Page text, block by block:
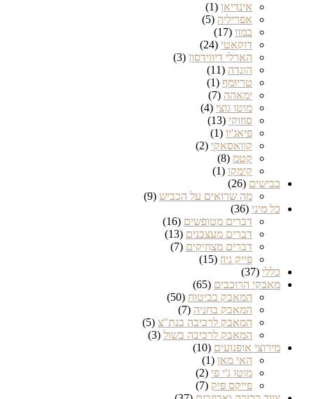
אינדיאן(1)
אפריליה(5)
במוו
(17)
דוקאטי(24)
הארלי דיווידסון(3)
הונדה(11)
טריומף(1)
ימאהה(7)
מוטו גוצי(4)
סוזוקי(13)
פיאג'יו(1)
קוואסאקי(2)
קטמ
(8)
קימקו(1)
כבישים(26)
מה שרואים על הכביש(9)
כל מיני(36)
דברים מטופשים(16)
דברים מעצבנים(13)
דברים מצחיקים(7)
פייק ניוז(15)
כללי
(37)
מאבקי הרוכבים(65)
המאבק בביטוח(50)
המאבק בחניה(7)
המאבק לרכיבה בנת"צ(5)
המאבק לרכיבה בשול (3)
מירוצי אופנועים(10)
האי מאן(1)
מוטו ג'י פי (2)
פייקס פיק(7)